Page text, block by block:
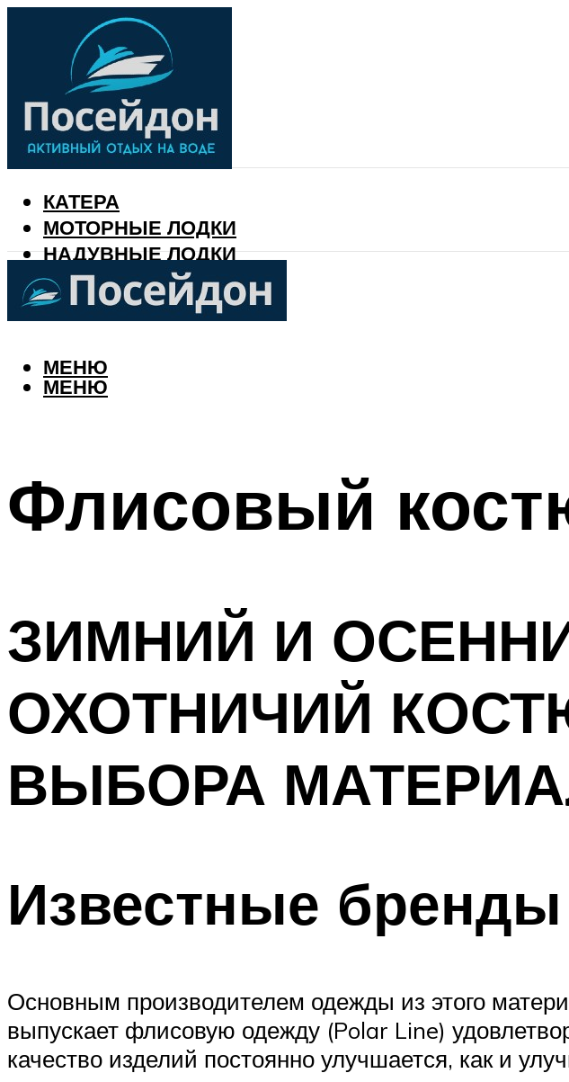
КАТЕРА
МОТОРНЫЕ ЛОДКИ
НАДУВНЫЕ ЛОДКИ
РЫБАЛКА
КАЛЕНДАРЬ РЫБАКА
МЕНЮ
МЕНЮ
Флисовый
ЗИМНИЙ И
ОХОТНИЧИЙ
ВЫБОРА
Известные бренды
Основным производителем одежды из этого
выпускает флисовую одежду (Polar Line)
качество изделий постоянно улучшается, как и